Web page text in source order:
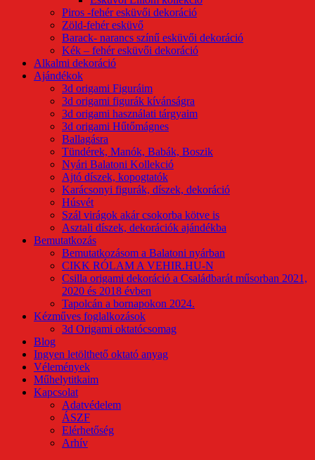
Piros -fehér esküvői dekoráció
Zöld-fehér esküvő
Barack- narancs színű esküvői dekoráció
Kék – fehér esküvői dekoráció
Alkalmi dekoráció
Ajándékok
3d origami Figuráim
3d origami figurák kívánságra
3d origami használati tárgyaim
3d origami Hűtőmágnes
Ballagásra
Tündérek, Manók, Babák, Boszik
Nyári Balatoni Kollekció
Ajtó díszek, kopogtatók
Karácsonyi figurák, díszek, dekoráció
Húsvét
Szál virágok akár csokorba kötve is
Asztali díszek, dekorációk ajándékba
Bemutatkozás
Bemutatkozásom a Balatoni nyárban
CIKK RÓLAM A VEHIR.HU-N
Csilla origami dekoráció a Családbarát műsorban 2021,
2020 és 2018 évben
Tapolcán a bornapokon 2024.
Kézműves foglalkozások
3d Origami oktatócsomag
Blog
Ingyen letölthető oktató anyag
Vélemények
Műhelytitkaim
Kapcsolat
Adatvédelem
ÁSZF
Elérhetőség
Arhív